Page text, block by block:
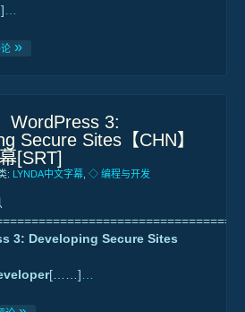
WordPress 3:
Secure Sites【CHN】
[SRT]
: LYNDA中文字幕 ◇ 编程与开发
3: Developing Secure Sites
[……]